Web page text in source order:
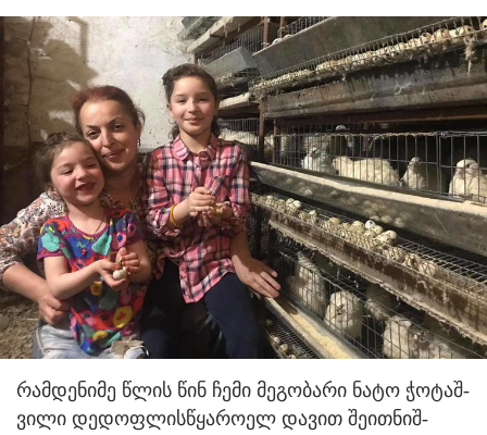
რამ­დე­ნი­მე წლის წინ ჩემი მე­გო­ბა­რი ნატო ჭო­ტაშ­
ვი­ლი დე­დოფ­ლის­წყა­რო­ელ და­ვით შე­ით­ნიშ­